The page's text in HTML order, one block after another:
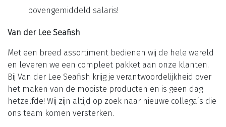
bovengemiddeld salaris!
Van der Lee Seafish
Met een breed assortiment bedienen wij de hele wereld
en leveren we een compleet pakket aan onze klanten.
Bij Van der Lee Seafish krijg je verantwoordelijkheid over
het maken van de mooiste producten en is geen dag
hetzelfde! Wij zijn altijd op zoek naar nieuwe collega’s die
ons team komen versterken.